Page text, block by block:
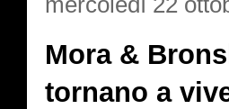
Mora &
tornano a